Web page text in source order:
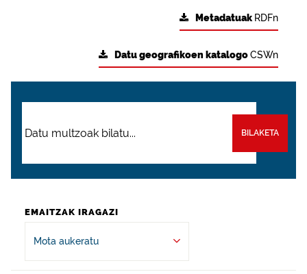
Metadatuak RDFn
Datu geografikoen katalogoCSWn
BILAKETA
EMAITZAK IRAGAZI
Mota aukeratu